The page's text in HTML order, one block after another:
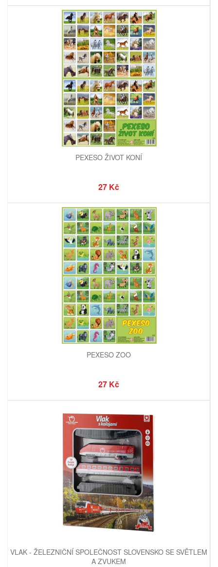
PEXESO ŽIVOT KONÍ
27 Kč
PEXESO ZOO
27 Kč
VLAK - ŽELEZNIČNÍ SPOLEČNOST SLOVENSKO SE SVĚTLEM
A ZVUKEM